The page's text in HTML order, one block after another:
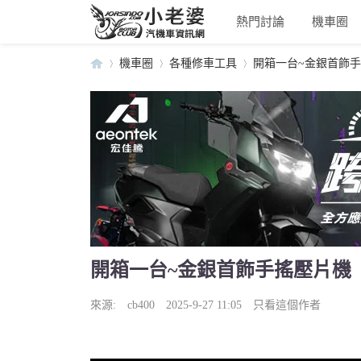
熱門討論 機車圈
小›
機車圈
›
各種修車工具
›
開箱一台~金銀首飾
開箱一台~金銀首飾手搖壓片機
來源: cb400 2025-9-27 11:05 只看這個作者